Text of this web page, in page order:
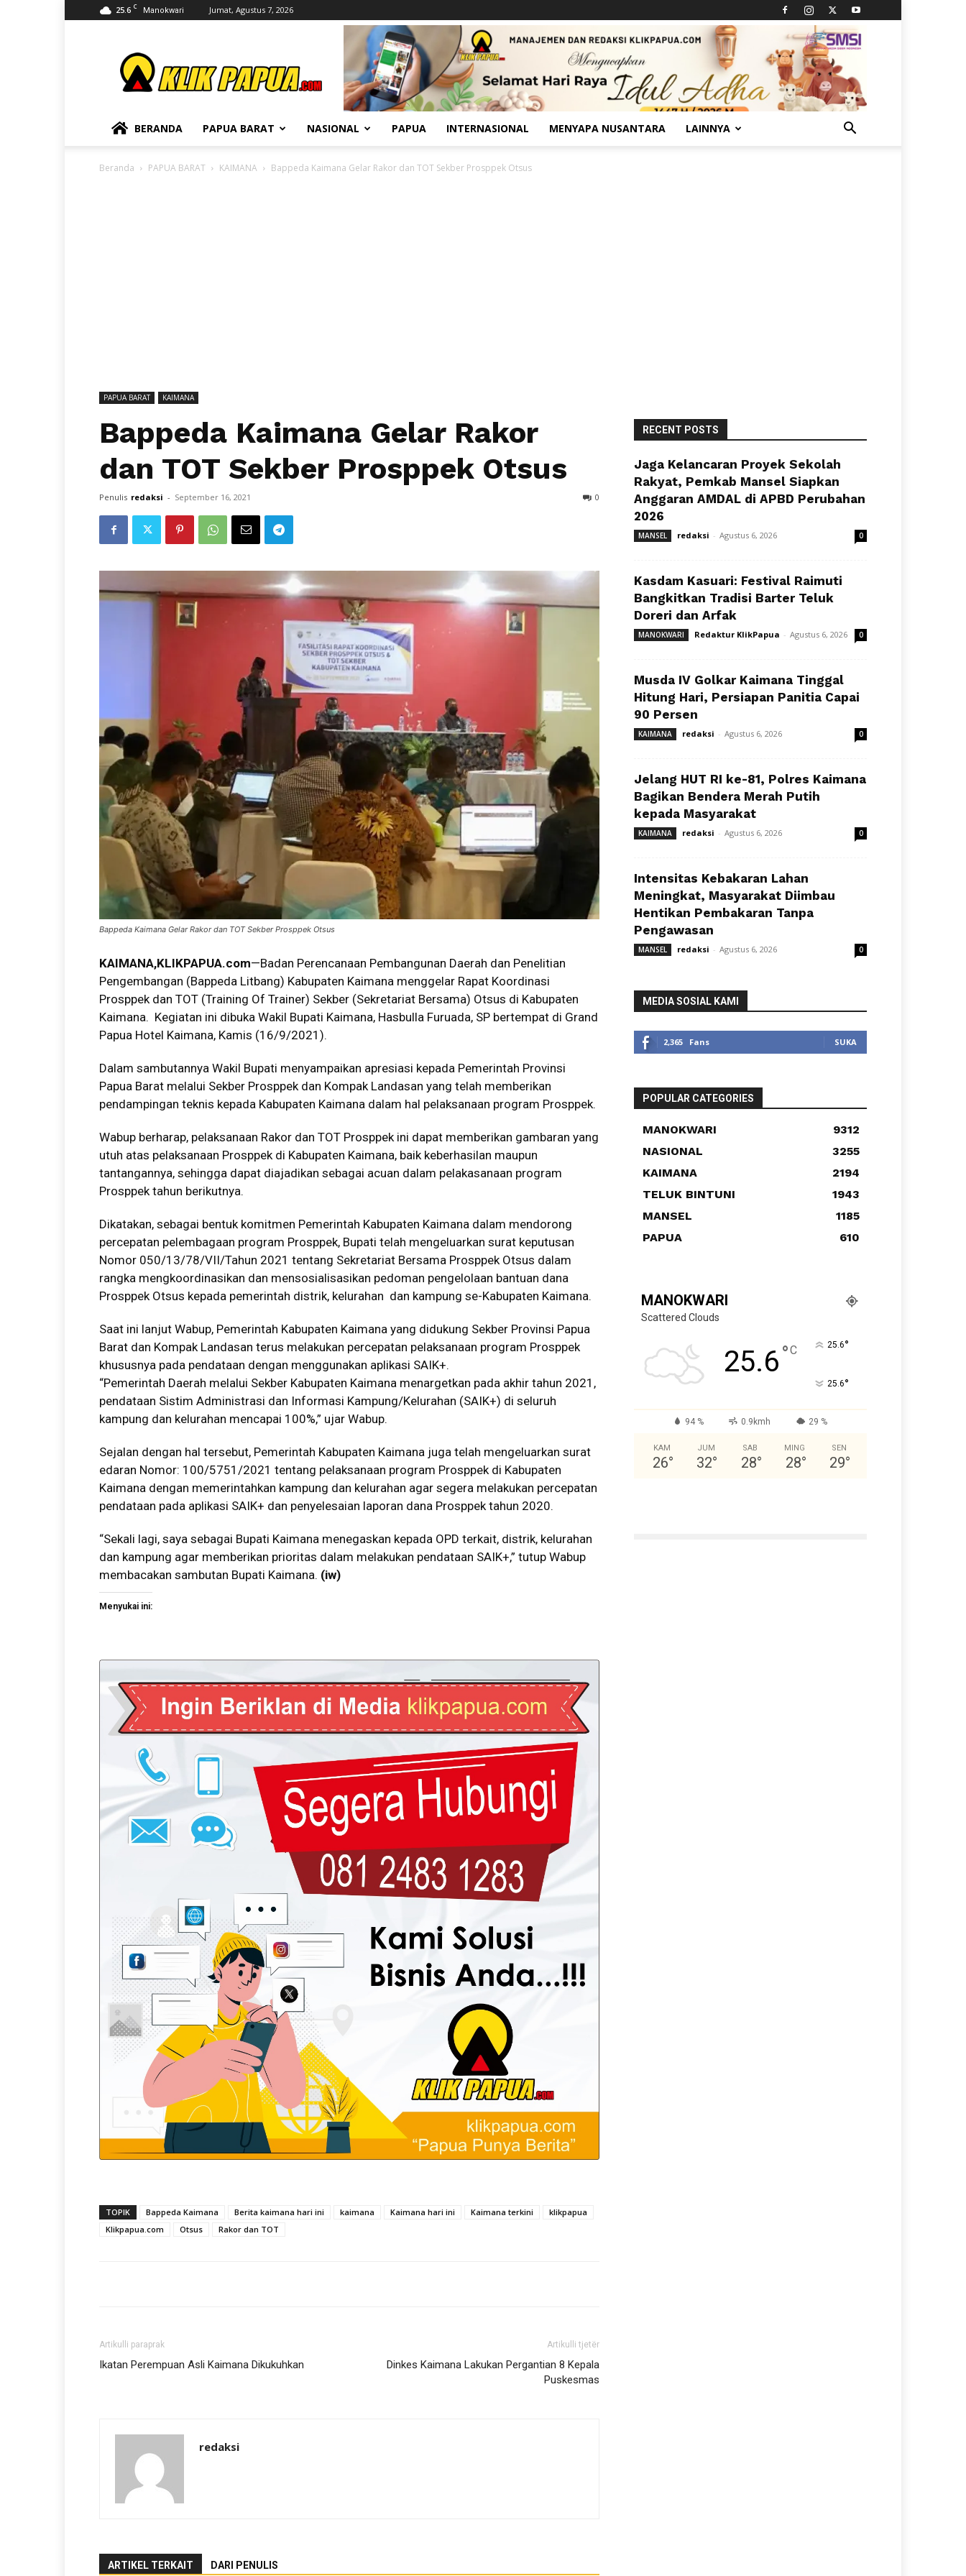
25.6 C Manokwari Jumat, Agustus 7, 2026
BERANDA PAPUA BARAT NASIONAL PAPUA INTERNASIONAL MENYAPA NUSANTARA LAINNYA
Beranda PAPUA BARAT KAIMANA Bappeda Kaimana Gelar Rakor dan TOT Sekber Prosppek Otsus
PAPUA BARAT KAIMANA
Bappeda Kaimana Gelar Rakor
dan TOT Sekber Prosppek Otsus
Penulis redaksi - September 16, 2021 0
Bappeda Kaimana Gelar Rakor dan TOT Sekber Prosppek Otsus
KAIMANA,KLIKPAPUA.com—Badan Perencanaan Pembangunan Daerah dan Penelitian
Pengembangan (Bappeda Litbang) Kabupaten Kaimana menggelar Rapat Koordinasi
Prosppek dan TOT (Training Of Trainer) Sekber (Sekretariat Bersama) Otsus di Kabupaten
Kaimana. Kegiatan ini dibuka Wakil Bupati Kaimana, Hasbulla Furuada, SP bertempat di Grand
Papua Hotel Kaimana, Kamis (16/9/2021).
Dalam sambutannya Wakil Bupati menyampaikan apresiasi kepada Pemerintah Provinsi
Papua Barat melalui Sekber Prosppek dan Kompak Landasan yang telah memberikan
pendampingan teknis kepada Kabupaten Kaimana dalam hal pelaksanaan program Prosppek.
Wabup berharap, pelaksanaan Rakor dan TOT Prosppek ini dapat memberikan gambaran yang
utuh atas pelaksanaan Prosppek di Kabupaten Kaimana, baik keberhasilan maupun
tantangannya, sehingga dapat diajadikan sebagai acuan dalam pelakasanaan program
Prosppek tahun berikutnya.
Dikatakan, sebagai bentuk komitmen Pemerintah Kabupaten Kaimana dalam mendorong
percepatan pelembagaan program Prosppek, Bupati telah mengeluarkan surat keputusan
Nomor 050/13/78/VII/Tahun 2021 tentang Sekretariat Bersama Prosppek Otsus dalam
rangka mengkoordinasikan dan mensosialisasikan pedoman pengelolaan bantuan dana
Prosppek Otsus kepada pemerintah distrik, kelurahan dan kampung se-Kabupaten Kaimana.
Saat ini lanjut Wabup, Pemerintah Kabupaten Kaimana yang didukung Sekber Provinsi Papua
Barat dan Kompak Landasan terus melakukan percepatan pelaksanaan program Prosppek
khususnya pada pendataan dengan menggunakan aplikasi SAIK+.
“Pemerintah Daerah melalui Sekber Kabupaten Kaimana menargetkan pada akhir tahun 2021,
pendataan Sistim Administrasi dan Informasi Kampung/Kelurahan (SAIK+) di seluruh
kampung dan kelurahan mencapai 100%,” ujar Wabup.
Sejalan dengan hal tersebut, Pemerintah Kabupaten Kaimana juga telah mengeluarkan surat
edaran Nomor: 100/5751/2021 tentang pelaksanaan program Prosppek di Kabupaten
Kaimana dengan memerintahkan kampung dan kelurahan agar segera melakukan percepatan
pendataan pada aplikasi SAIK+ dan penyelesaian laporan dana Prosppek tahun 2020.
“Sekali lagi, saya sebagai Bupati Kaimana menegaskan kepada OPD terkait, distrik, kelurahan
dan kampung agar memberikan prioritas dalam melakukan pendataan SAIK+,” tutup Wabup
membacakan sambutan Bupati Kaimana. (iw)
Menyukai ini:
TOPIK Bappeda Kaimana Berita kaimana hari ini kaimana Kaimana hari ini Kaimana terkini
klikpapua
Klikpapua.com
Otsus Rakor dan TOT
Artikulli paraprak
Ikatan Perempuan Asli Kaimana Dikukuhkan
Artikulli tjetër
Dinkes Kaimana Lakukan Pergantian 8 Kepala
Puskesmas
redaksi
ARTIKEL TERKAIT DARI PENULIS
RECENT POSTS
Jaga Kelancaran Proyek Sekolah
Rakyat, Pemkab Mansel Siapkan
Anggaran AMDAL di APBD Perubahan
2026
MANSEL redaksi - Agustus 6, 2026 0
Kasdam Kasuari: Festival Raimuti
Bangkitkan Tradisi Barter Teluk
Doreri dan Arfak
MANOKWARI Redaktur KlikPapua - Agustus 6, 2026 0
Musda IV Golkar Kaimana Tinggal
Hitung Hari, Persiapan Panitia Capai
90 Persen
KAIMANA redaksi - Agustus 6, 2026 0
Jelang HUT RI ke-81, Polres Kaimana
Bagikan Bendera Merah Putih
kepada Masyarakat
KAIMANA redaksi - Agustus 6, 2026 0
Intensitas Kebakaran Lahan
Meningkat, Masyarakat Diimbau
Hentikan Pembakaran Tanpa
Pengawasan
MANSEL redaksi - Agustus 6, 2026 0
MEDIA SOSIAL KAMI
2,365 Fans SUKA
POPULAR CATEGORIES
MANOKWARI
9312
NASIONAL
3255
KAIMANA
2194
TELUK BINTUNI
1943
MANSEL
1185
PAPUA
610
MANOKWARI
Scattered Clouds
25.6°C 25.6°
25.6°
94 % 0.9kmh 29 %
KAM
26°
JUM
32°
SAB
28°
MING
28°
SEN
29°